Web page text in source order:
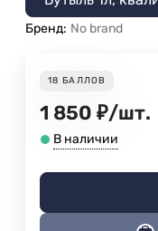
Бренд: No brand
18 БАЛЛОВ
1 850 ₽/шт.
В наличии